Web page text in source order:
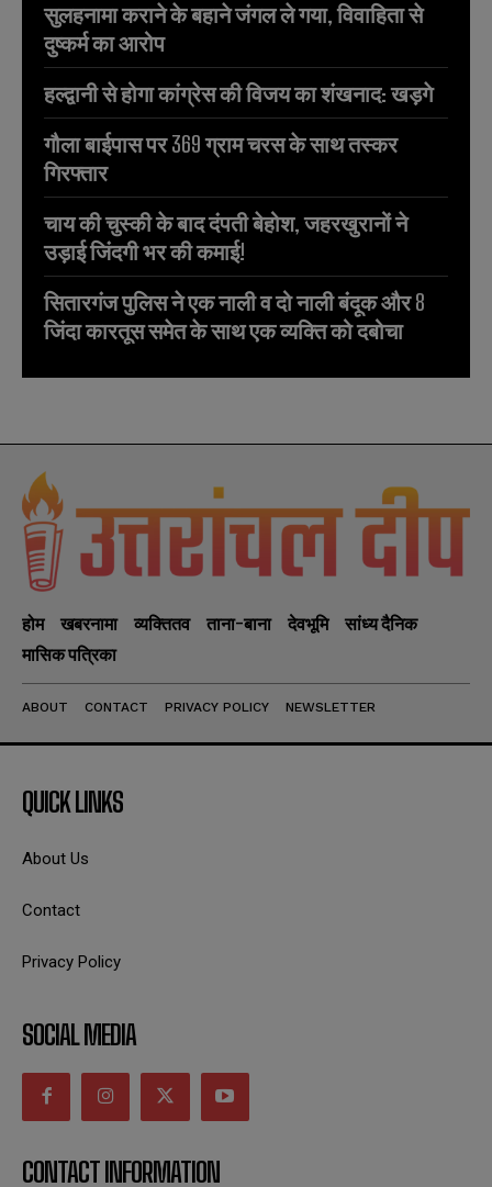
सुलहनामा कराने के बहाने जंगल ले गया, विवाहिता से
दुष्कर्म का आरोप
हल्द्वानी से होगा कांग्रेस की विजय का शंखनाद: खड़गे
गौला बाईपास पर 369 ग्राम चरस के साथ तस्कर
गिरफ्तार
चाय की चुस्की के बाद दंपती बेहोश, जहरखुरानों ने
उड़ाई जिंदगी भर की कमाई!
सितारगंज पुलिस ने एक नाली व दो नाली बंदूक और 8
जिंदा कारतूस समेत के साथ एक व्यक्ति को दबोचा
होम खबरनामा व्यक्तितव ताना-बाना देवभूमि
सांध्य दैनिक
मासिक पत्रिका
ABOUT CONTACT PRIVACY POLICY NEWSLETTER
QUICK LINKS
About Us
Contact
Privacy Policy
SOCIAL MEDIA
CONTACT INFORMATION